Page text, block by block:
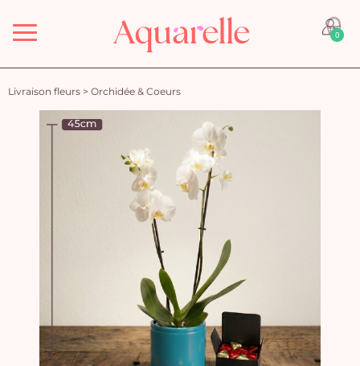
Menu 0
Livraison fleurs > Orchidée & Coeurs